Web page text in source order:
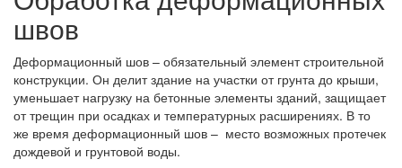
швов
Деформационный шов – обязательный элемент строительной
конструкции. Он делит здание на участки от грунта до крыши,
уменьшает нагрузку на бетонные элементы зданий, защищает
от трещин при осадках и температурных расширениях. В то
же время деформационный шов – место возможных протечек
дождевой и грунтовой воды.